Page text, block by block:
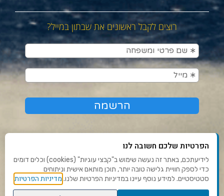
רוצים לקבל ראשונים את שבתון במייל?
תנאי שימוש ומדיניות פרטיות
פנו אלינו
הפרטיות שלכם חשובה לנו
לידיעתכם, באתר זה נעשה שימוש ב"קבצי עוגיות" (cookies) וכלים דומים
כדי לספק חוויית גלישה טובה יותר, תוכן מותאם אישית וניתוחים
סטטיסטיים. למידע נוסף עיינו במדיניות הפרטיות שלנו. מדיניות הפרטיות